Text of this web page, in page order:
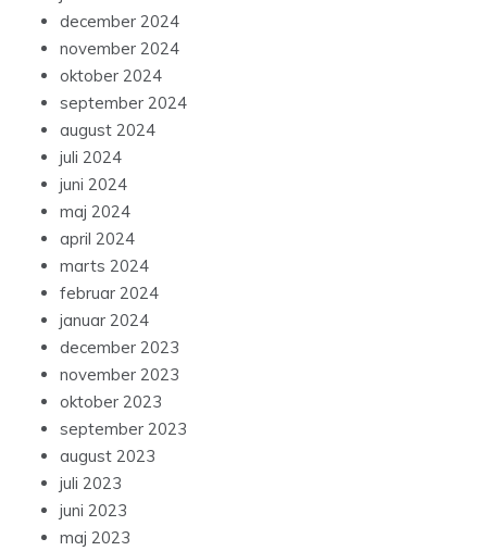
december 2024
november 2024
oktober 2024
september 2024
august 2024
juli 2024
juni 2024
maj 2024
april 2024
marts 2024
februar 2024
januar 2024
december 2023
november 2023
oktober 2023
september 2023
august 2023
juli 2023
juni 2023
maj 2023